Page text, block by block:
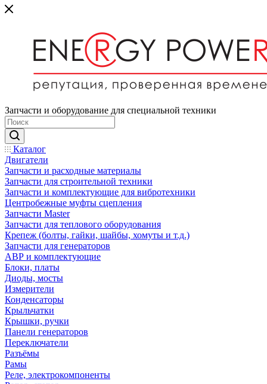
Запчасти и оборудование для специальной техники
Каталог
Двигатели
Запчасти и расходные материалы
Запчасти для строительной техники
Запчасти и комплектующие для вибротехники
Центробежные муфты сцепления
Запчасти Master
Запчасти для теплового оборудования
Крепеж (болты, гайки, шайбы, хомуты и т.д.)
Запчасти для генераторов
АВР и комплектующие
Блоки, платы
Диоды, мосты
Измерители
Конденсаторы
Крыльчатки
Крышки, ручки
Панели генераторов
Переключатели
Разъёмы
Рамы
Реле, электрокомпоненты